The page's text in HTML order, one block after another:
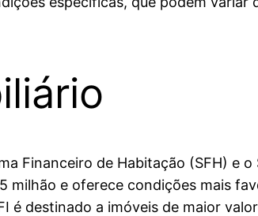
Financeiro de Habitação (SFH) e o
milhão e oferece condições mais
destinado a imóveis de maior